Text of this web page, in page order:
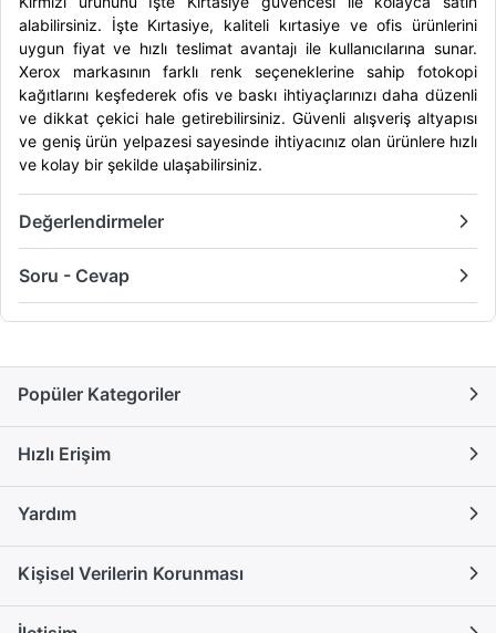
alabilirsiniz. İşte Kırtasiye, kaliteli kırtasiye ve ofis ürünlerini
uygun fiyat ve hızlı teslimat avantajı ile kullanıcılarına sunar.
Xerox markasının farklı renk seçeneklerine sahip fotokopi
kağıtlarını keşfederek ofis ve baskı ihtiyaçlarınızı daha düzenli
ve dikkat çekici hale getirebilirsiniz. Güvenli alışveriş altyapısı
ve geniş ürün yelpazesi sayesinde ihtiyacınız olan ürünlere hızlı
ve kolay bir şekilde ulaşabilirsiniz.
Değerlendirmeler
Soru - Cevap
Popüler Kategoriler
Hızlı Erişim
Yardım
Kişisel Verilerin Korunması